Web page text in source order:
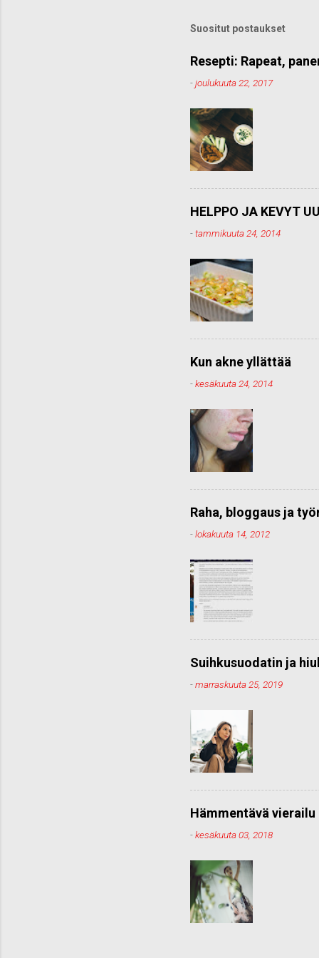
Suositut postaukset
Resepti: Rapeat,
-joulukuuta 22, 2017
HELPPO JA KEVYT
-tammikuuta 24, 2014
Kun akne yllättää
-kesäkuuta 24, 2014
Raha, bloggaus ja
-lokakuuta 14, 2012
Suihkusuodatin ja
-marraskuuta 25, 2019
Hämmentävä
-kesäkuuta 03, 2018